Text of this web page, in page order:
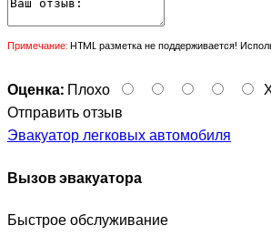
Примечание:HTML разметка не поддерживается!
Оценка: Плохо
Отправить отзыв
Эвакуатор легковых автомобиля
Вызов эвакуатора
Быстрое обслуживание